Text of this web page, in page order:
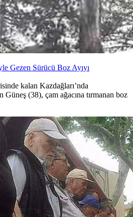
Gezen Sürücü Boz Ayıyı
kalan Kazdağları’nda
(38), çam ağacına tırmanan boz